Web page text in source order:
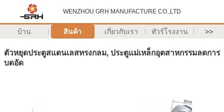
WENZHOU GRH MANUFACTURE CO.,LTD
บ้าน สินค้า เกี่ยวกับเรา ทัวร์โรงงาน >>
ตัวหยุดประตูสแตนเลสทรงกลม, ประตูแม่เหล็กอุตสาหกรรมลดการ
บดอัด